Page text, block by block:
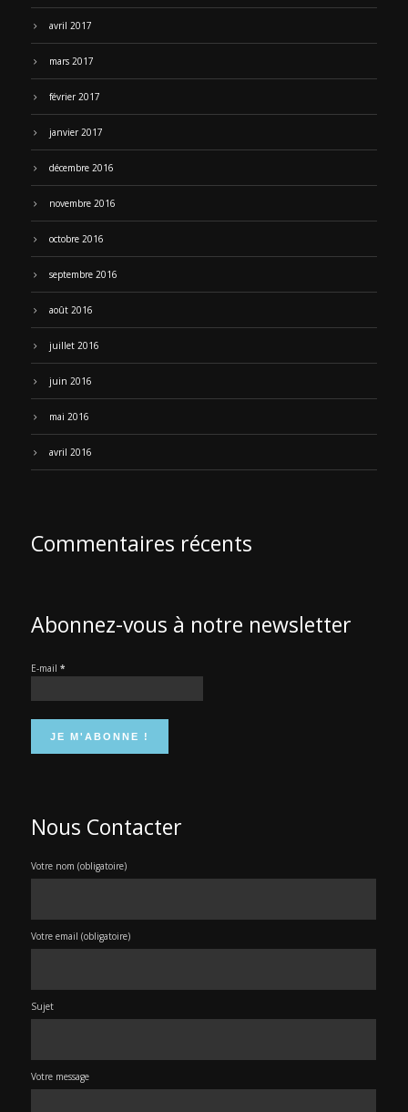
avril 2017
mars 2017
février 2017
janvier 2017
décembre 2016
novembre 2016
octobre 2016
septembre 2016
août 2016
juillet 2016
juin 2016
mai 2016
avril 2016
Commentaires récents
Abonnez-vous à notre newsletter
E-mail *
Nous Contacter
Votre nom (obligatoire)
Votre email (obligatoire)
Sujet
Votre message